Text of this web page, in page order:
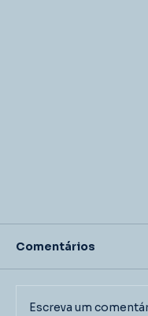
Comentários
Escreva um